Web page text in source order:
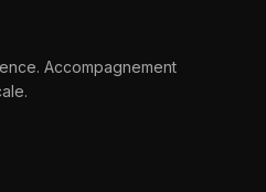
Accompagnement